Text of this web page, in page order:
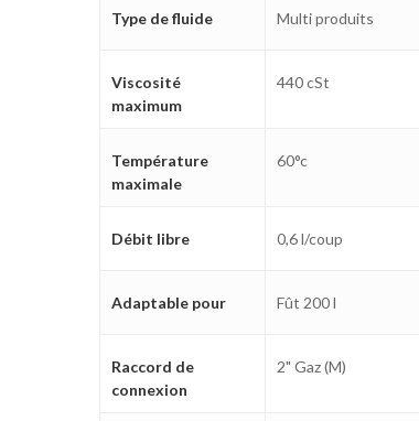
Type de fluide Multi produits
Viscosité
maximum
440 cSt
Température
maximale
60°c
Débit libre 0,6 l/coup
Adaptable pour Fût 200 l
Raccord de
connexion
2" Gaz (M)